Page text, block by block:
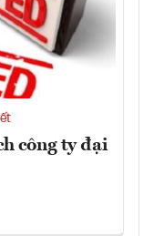
công ty đại